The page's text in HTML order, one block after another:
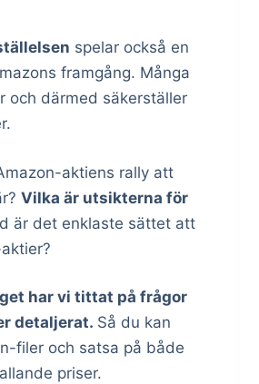
spelar också en
framgång. Många
och därmed säkerställer
aktiens rally att
Vilka är utsikterna för
är det enklaste sättet att
har vi tittat på frågor
detaljerat. Så du kan
filer och satsa på både
priser.